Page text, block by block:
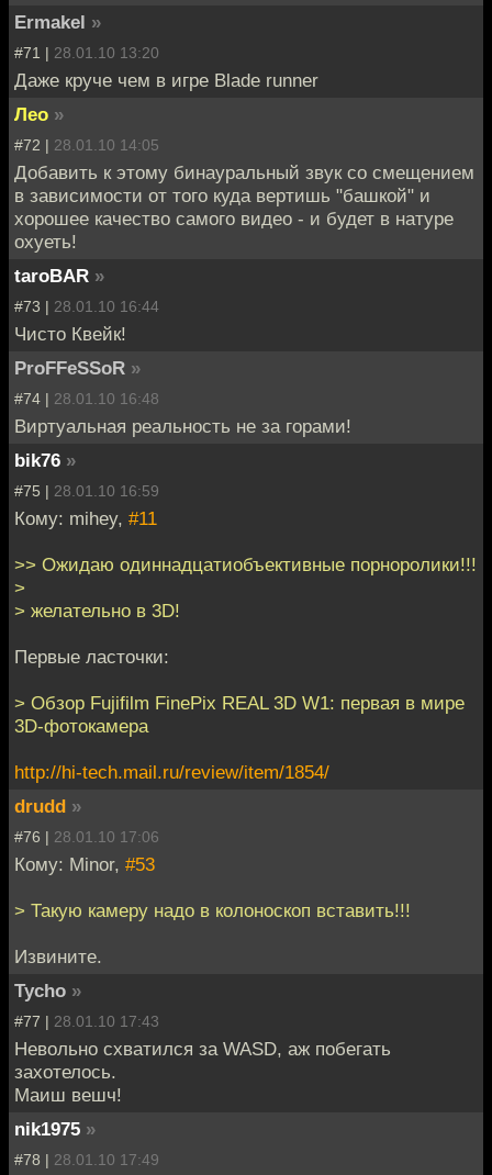
Ermakel »
#71 | 28.01.10 13:20
Даже круче чем в игре Blade runner
Лео »
#72 | 28.01.10 14:05
Добавить к этому бинауральный звук со смещением
в зависимости от того куда вертишь "башкой" и
хорошее качество самого видео - и будет в натуре
охуеть!
taroBAR »
#73 | 28.01.10 16:44
Чисто Квейк!
ProFFeSSoR »
#74 | 28.01.10 16:48
Виртуальная реальность не за горами!
bik76 »
#75 | 28.01.10 16:59
Кому: mihey, #11
>> Ожидаю одиннадцатиобъективные порноролики!!!
>
> желательно в 3D!
Первые ласточки:
> Обзор Fujifilm FinePix REAL 3D W1: первая в мире
3D-фотокамера
http://hi-tech.mail.ru/review/item/1854/
drudd »
#76 | 28.01.10 17:06
Кому: Minor, #53
> Такую камеру надо в колоноскоп вставить!!!
Извините.
Tycho »
#77 | 28.01.10 17:43
Невольно схватился за WASD, аж побегать
захотелось.
Маиш вешч!
nik1975 »
#78 | 28.01.10 17:49